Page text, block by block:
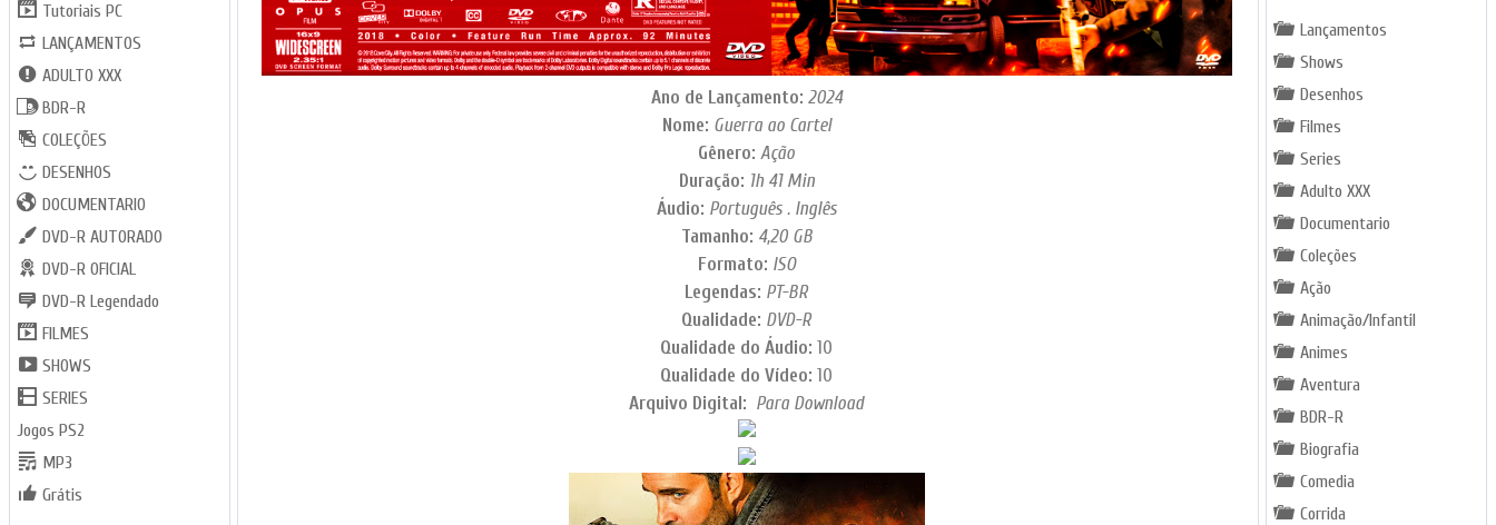
Ano de Lançamento: 2024
Nome: Guerra ao Cartel
Gênero:Ação
Duração: 1h 41 Min
Áudio: Português . Inglês
Tamanho: 4,20 GB
Formato: ISO
Legendas: PT-BR
Qualidade: DVD-R
Qualidade do Áudio:10
Qualidade do Vídeo:10
Arquivo Digital: Para Download
Tutoriais PC
LANÇAMENTOS
ADULTO XXX
BDR-R
COLEÇÕES
DESENHOS
DOCUMENTARIO
DVD-R AUTORADO
DVD-R OFICIAL
DVD-R Legendado
FILMES
SHOWS
SERIES
Jogos PS2
MP3
Grátis
Lançamentos
Shows
Desenhos
Filmes
Series
Adulto XXX
Documentario
Coleções
Ação
Animação/Infantil
Animes
Aventura
BDR-R
Biografia
Comedia
Corrida